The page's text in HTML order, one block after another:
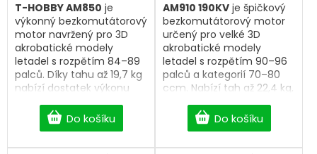
Do košíku
T-HOBBY AM850 je
výkonný bezkomutátorový
motor navržený pro 3D
akrobatické modely
letadel s rozpětím 84–89
palců. Díky tahu až 19,7 kg
nabízí dostatek výkonu
pro náročné 3D manévry,
přesné řízení a spolehlivý
provoz. Kvalitní konstrukce
Do košíku
AM910 190KV je špičkový
bezkomutátorový motor
určený pro velké 3D
akrobatické modely
letadel s rozpětím 90–96
palců a kategorií 70–80
ccm. Nabízí tah až 22,4 kg,
okamžitou odezvu na plyn
a mimořádně plynulý
chod, díky čemuž